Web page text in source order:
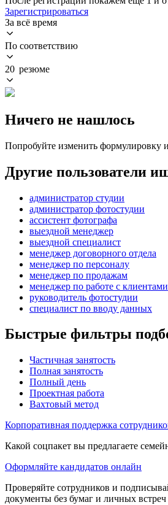
Зарегистрироваться
За всё время
По соответствию
20 резюме
Ничего не нашлось
Попробуйте изменить формулировку
Другие пользователи
администратор студии
администратор фотостудии
ассистент фотографа
выездной менеджер
выездной специалист
менеджер договорного отдела
менеджер по персоналу
менеджер по продажам
менеджер по работе с клиентами
руководитель фотостудии
специалист по вводу данных
Быстрые фильтры
Частичная занятость
Полная занятость
Полный день
Проектная работа
Вахтовый метод
Корпоративная поддержка
Какой соцпакет вы предлагаете
Оформляйте кандидатов онлайн
Проверяйте сотрудников и
документы без бумаг и личных встреч